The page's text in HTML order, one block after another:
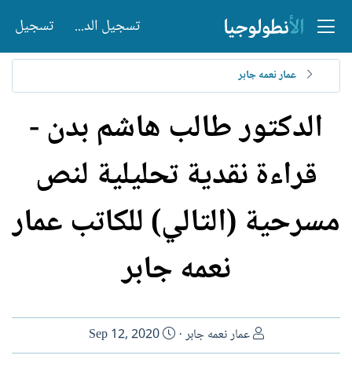
تسجيل الدخول تسجيل
عمار نعمه جابر
الدكتور طالب هاشم بدن -
قراءة نقدية تحليلية لنص
مسرحية (التالي) للكاتب عمار
نعمه جابر
ا
ل
عمار نعمه جابر
ت
ا
Sep 12, 2020